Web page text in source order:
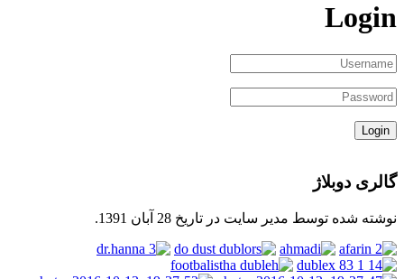
Login
گالری دوبلاژ
نوشته شده توسط مدیر سایت در تاریخ 28 آبان 1391 .